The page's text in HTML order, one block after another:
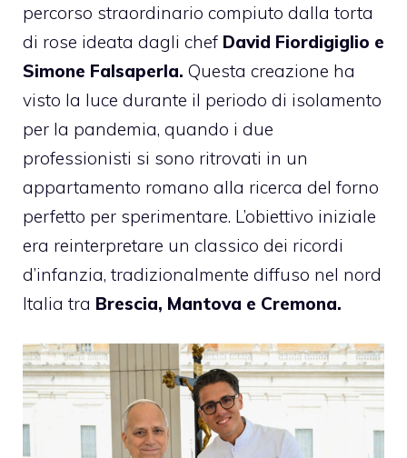
percorso straordinario compiuto dalla torta
di rose ideata dagli chef David Fiordigiglio e
Simone Falsaperla. Questa creazione ha
visto la luce durante il periodo di isolamento
per la pandemia, quando i due
professionisti si sono ritrovati in un
appartamento romano alla ricerca del forno
perfetto per sperimentare. L’obiettivo iniziale
era reinterpretare un classico dei ricordi
d’infanzia, tradizionalmente diffuso nel nord
Italia tra Brescia, Mantova e Cremona.